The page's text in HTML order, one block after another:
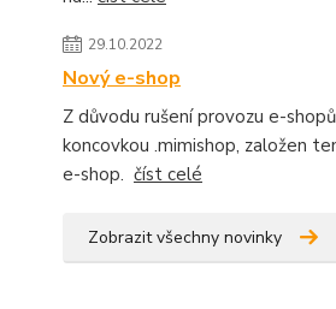
29.10.2022
Nový e-shop
Z důvodu rušení provozu e-
koncovkou .mimishop, založen
e-shop. číst celé
Zobrazit všechny novinky